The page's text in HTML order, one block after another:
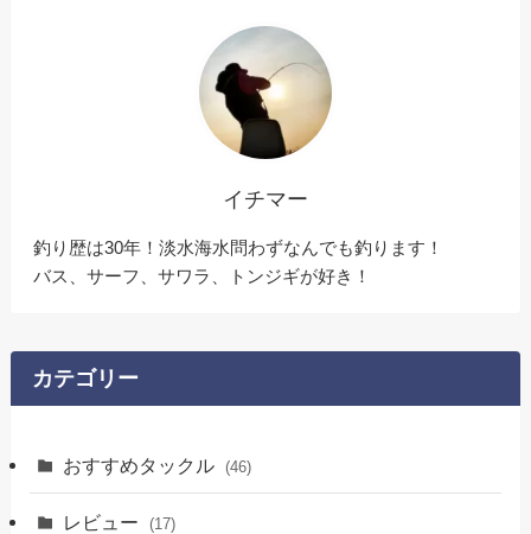
イチマー
釣り歴は30年！淡水海水問わずなんでも釣ります！
バス、サーフ、サワラ、トンジギが好き！
カテゴリー
おすすめタックル (46)
レビュー (17)